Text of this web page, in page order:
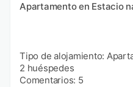
Apartamento en Estacio
Tipo de alojamiento:
2 huéspedes
Comentarios: 5